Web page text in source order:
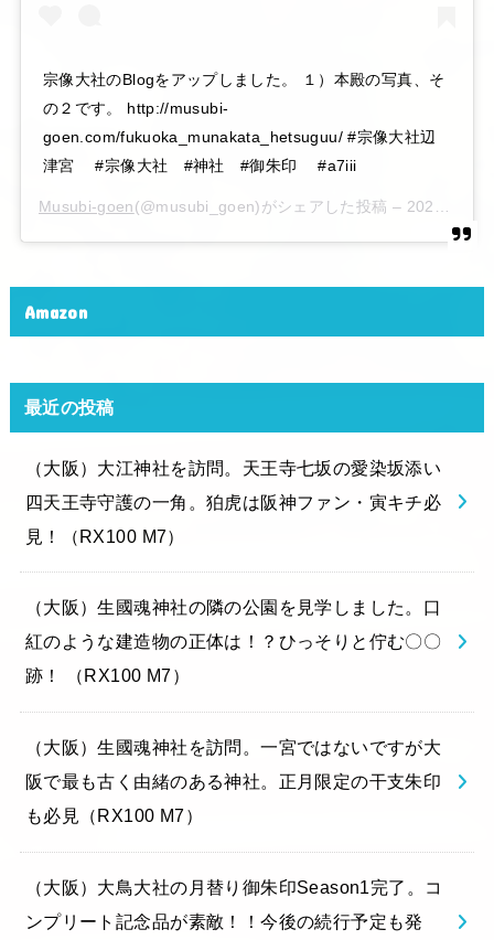
宗像大社のBlogをアップしました。 １）本殿の写真、そ
の２です。 http://musubi-
goen.com/fukuoka_munakata_hetsuguu/ #宗像大社辺
津宮 #宗像大社 #神社 #御朱印 #a7iii
Musubi-goen(@musubi_goen)がシェアした投稿 – 2020年 6月月6日午後10時15分PDT
Amazon
最近の投稿
（大阪）大江神社を訪問。天王寺七坂の愛染坂添い
四天王寺守護の一角。狛虎は阪神ファン・寅キチ必
見！（RX100 M7）
（大阪）生國魂神社の隣の公園を見学しました。口
紅のような建造物の正体は！？ひっそりと佇む〇〇
跡！ （RX100 M7）
（大阪）生國魂神社を訪問。一宮ではないですが大
阪で最も古く由緒のある神社。正月限定の干支朱印
も必見（RX100 M7）
（大阪）大鳥大社の月替り御朱印Season1完了。コ
ンプリート記念品が素敵！！今後の続行予定も発